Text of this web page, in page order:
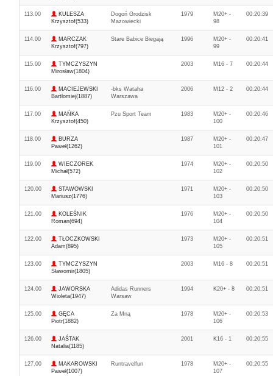
113.00
KULESZA
Krzysztof(533)
Dogoń Grodzisk
Mazowiecki
1979
M20+ -
98
00:20:39
114.00
MARCZAK
Krzysztof(797)
Stare Babice Biegają 1996
M20+ -
99
00:20:41
115.00
TYMCZYSZYN
Mirosław(1804)
2003 M16 - 7 00:20:44
116.00
MACIEJEWSKI
Bartłomiej(1887)
-bks Wataha
Warszawa
2006 M12 - 2 00:20:44
117.00
MAŃKA
Krzysztof(450)
Pzu Sport Team 1983
M20+ -
100
00:20:46
118.00
BURZA
Paweł(1262)
1987
M20+ -
101
00:20:47
119.00
WIECZOREK
Michał(572)
1974
M20+ -
102
00:20:50
120.00
STAWOWSKI
Mariusz(1776)
1971
M20+ -
103
00:20:50
121.00
KOLEŚNIK
Roman(694)
1976
M20+ -
104
00:20:50
122.00
TŁOCZKOWSKI
Adam(895)
1973
M20+ -
105
00:20:51
123.00
TYMCZYSZYN
Sławomir(1805)
2003 M16 - 8 00:20:51
124.00
JAWORSKA
Wioleta(1947)
Adidas Runners
Warsaw
1994 K20+ - 8 00:20:51
125.00
GĘCA
Piotr(1882)
Za Mną 1978
M20+ -
106
00:20:53
126.00
JAŚTAK
Natalia(1185)
2001 K16 - 1 00:20:55
127.00
MAKAROWSKI
Paweł(1007)
Runtravelfun 1978
M20+ -
107
00:20:55